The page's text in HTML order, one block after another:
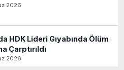
2026
HDK Lideri Gıyabında Ölüm
Çarptırıldı
2026